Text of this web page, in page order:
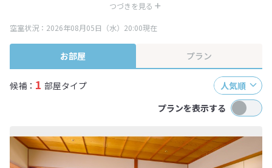
つづきを見る
み表記となりますが、消費税増税に伴い代金が一部変更となる場合がござい
※表示されている旅行代金・プラン内容は一定時間ごとに更新されます。最
終確認画面でご確認ください。
空室状況：2026年08月05日（水）20:00現在
お部屋 プラン
候補： 1 部屋タイプ
人気順
プランを表示する